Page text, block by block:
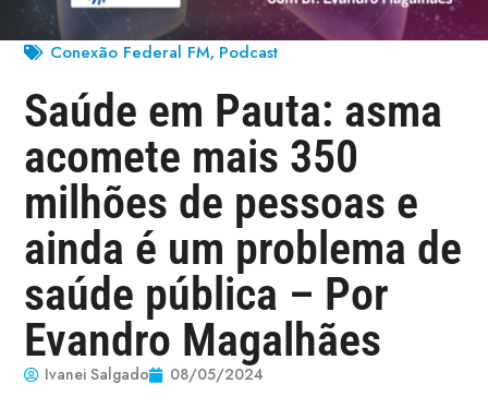
Conexão Federal FM, Podcast
Saúde em Pauta: asma
acomete mais 350
milhões de pessoas e
ainda é um problema de
saúde pública – Por
Evandro Magalhães
Ivanei Salgado 08/05/2024